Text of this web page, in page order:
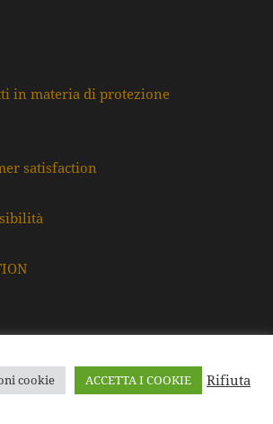
in materia di protezione
satisfaction
cookie ACCETTA I COOKIE Rifiuta